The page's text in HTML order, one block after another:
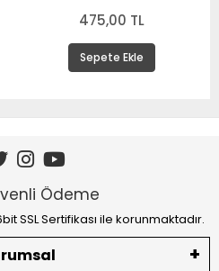
475,00 TL
Sepete Ekle
Ödeme
SSL Sertifikası ile korunmaktadır.